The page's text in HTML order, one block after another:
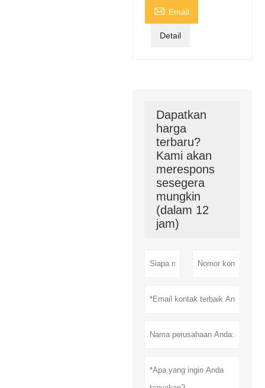
 Email
Detail
Dapatkan
harga
terbaru?
Kami akan
merespons
sesegera
mungkin
(dalam 12
jam)